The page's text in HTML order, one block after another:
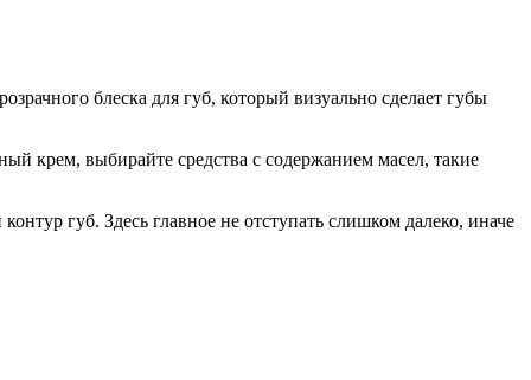
блеска для губ, который визуально сделает губы
крем, выбирайте средства с содержанием масел, такие
губ. Здесь главное не отступать слишком далеко, иначе